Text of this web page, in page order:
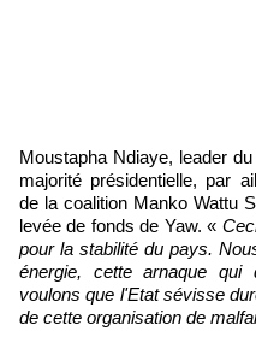
Moustapha Ndiaye, leader du Collectif des jeunes de la grande
majorité présidentielle, par
de la coalition Manko Wattu
levée de fonds de Yaw. «
pour la stabilité du pays.
énergie, cette arnaque
voulons que l'Etat sévisse
de cette organisation de